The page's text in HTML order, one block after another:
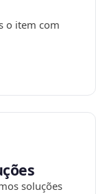
o item com
soluções